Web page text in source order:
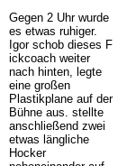
Gegen 2 Uhr wurde
es etwas ruhiger.
Igor schob dieses F
ickcoach weiter
nach hinten, legte
eine großen
Plastikplane auf der
Bühne aus. stellte
anschließend zwei
etwas längliche
Hocker